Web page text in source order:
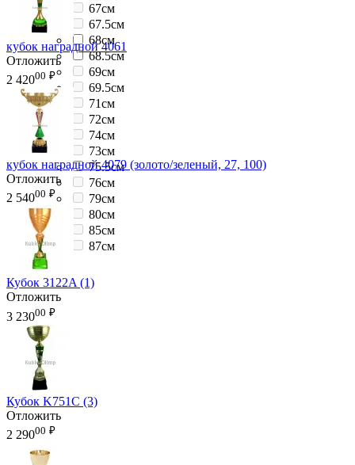
67см
67.5см
68см
68.5см
69см
69.5см
71см
72см
74см
73см
75.5см
76см
79см
80см
85см
87см
кубок наградной 4061
Отложить
2 42000 ₽
кубок наградной 4079 (золото/зеленый, 27, 100)
Отложить
2 54000 ₽
Кубок 3122A (1)
Отложить
3 23000 ₽
Кубок K751C (3)
Отложить
2 29000 ₽